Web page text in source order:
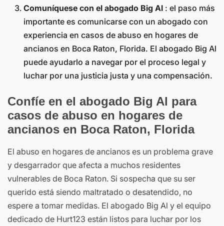
Comuníquese con el abogado Big Al : el paso más
importante es comunicarse con un abogado con
experiencia en casos de abuso en hogares de
ancianos en Boca Raton, Florida. El abogado Big Al
puede ayudarlo a navegar por el proceso legal y
luchar por una justicia justa y una compensación.
Confíe en el abogado Big Al para
casos de abuso en hogares de
ancianos en Boca Raton, Florida
El abuso en hogares de ancianos es un problema grave
y desgarrador que afecta a muchos residentes
vulnerables de Boca Raton. Si sospecha que su ser
querido está siendo maltratado o desatendido, no
espere a tomar medidas. El abogado Big Al y el equipo
dedicado de Hurt123 están listos para luchar por los